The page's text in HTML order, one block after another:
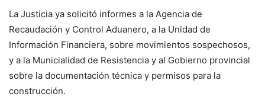
La Justicia ya solicitó informes a la Agencia de
Recaudación y Control Aduanero, a la Unidad de
Información Financiera, sobre movimientos sospechosos,
y a la Municialidad de Resistencia y al Gobierno provincial
sobre la documentación técnica y permisos para la
construcción.